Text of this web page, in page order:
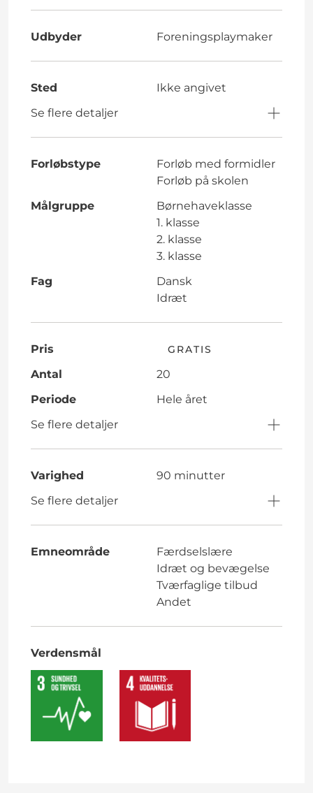
Udbyder Foreningsplaymaker
Sted
Ikke angivet
Se flere detaljer
Forløbstype
Forløb med formidler
Forløb på skolen
Målgruppe
Børnehaveklasse
1. klasse
2. klasse
3. klasse
Fag
Dansk
Idræt
Pris GRATIS
Antal
20
Periode
Hele året
Se flere detaljer
Varighed
90 minutter
Se flere detaljer
Emneområde
Færdselslære
Idræt og bevægelse
Tværfaglige tilbud
Andet
Verdensmål